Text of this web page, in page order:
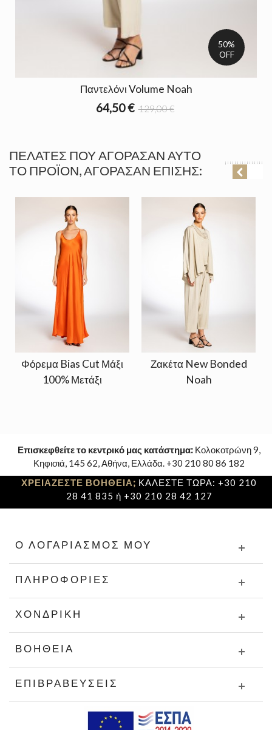
50%
OFF
Παντελόνι Volume Noah
64,50 € 129,00 €
ΠΕΛΆΤΕΣ ΠΟΥ ΑΓΌΡΑΣΑΝ ΑΥΤΌ
ΤΟ ΠΡΟΪΌΝ, ΑΓΌΡΑΣΑΝ ΕΠΊΣΗΣ:
Φόρεμα Bias Cut Μάξι
100% Μετάξι
Ζακέτα New Bonded
Noah
Επισκεφθείτε το κεντρικό μας κατάστημα: Κολοκοτρώνη 9,
Κηφισιά, 145 62, Αθήνα, Ελλάδα. +30 210 80 86 182
ΧΡΕΙΑΖΕΣΤΕ ΒΟΗΘΕΙΑ; ΚΑΛΕΣΤΕ ΤΩΡΑ: +30 210
28 41 835 ή +30 210 28 42 127
Ο ΛΟΓΑΡΙΑΣΜΌΣ ΜΟΥ
ΠΛΗΡΟΦΟΡΊΕΣ
ΧΟΝΔΡΙΚΉ
ΒΟΉΘΕΙΑ
ΕΠΙΒΡΑΒΕΎΣΕΙΣ